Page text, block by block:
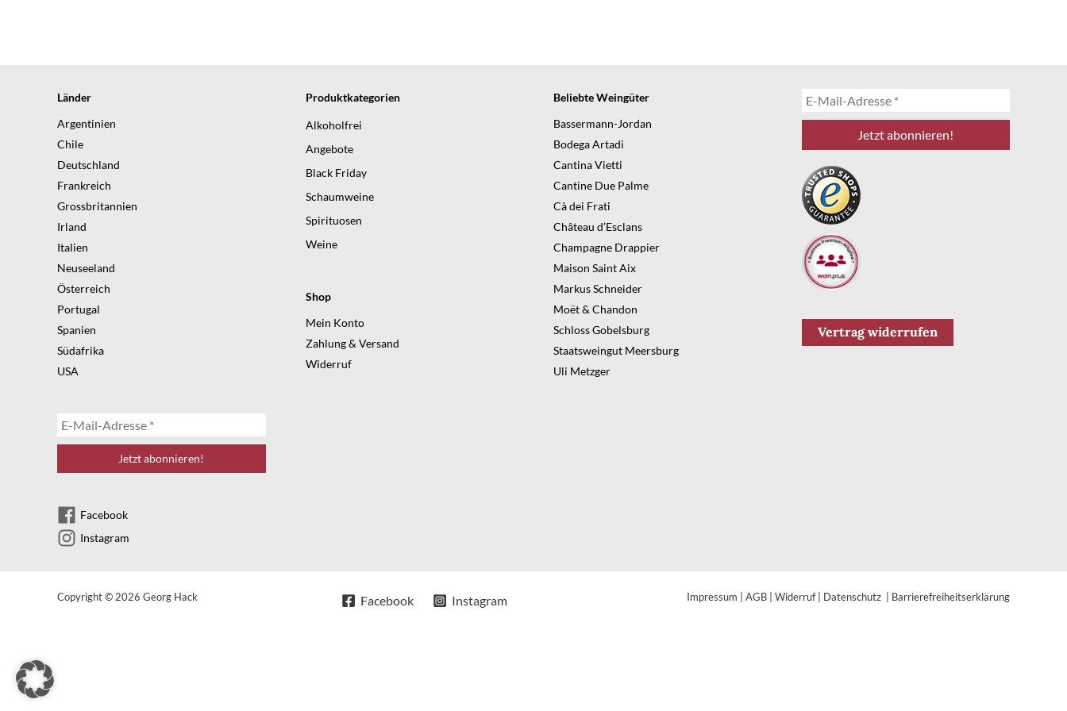
Länder
Argentinien
Chile
Deutschland
Frankreich
Grossbritannien
Irland
Italien
Neuseeland
Österreich
Portugal
Spanien
Südafrika
USA
Facebook
Instagram
Produktkategorien
Alkoholfrei
Angebote
Black Friday
Schaumweine
Spirituosen
Weine
Shop
Mein Konto
Zahlung & Versand
Widerruf
Beliebte Weingüter
Bassermann-Jordan
Bodega Artadi
Cantina Vietti
Cantine Due Palme
Cà dei Frati
Château d’Esclans
Champagne Drappier
Maison Saint Aix
Markus Schneider
Moët & Chandon
Schloss Gobelsburg
Staatsweingut Meersburg
Uli Metzger
Vertrag widerrufen
Copyright © 2026 Georg Hack Facebook Instagram Impressum AGB Widerruf| Datenschutz Barrierefreiheitserklärung